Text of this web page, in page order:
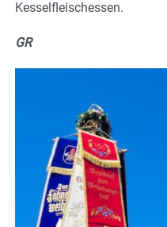
Kesselfleischessen.
GR